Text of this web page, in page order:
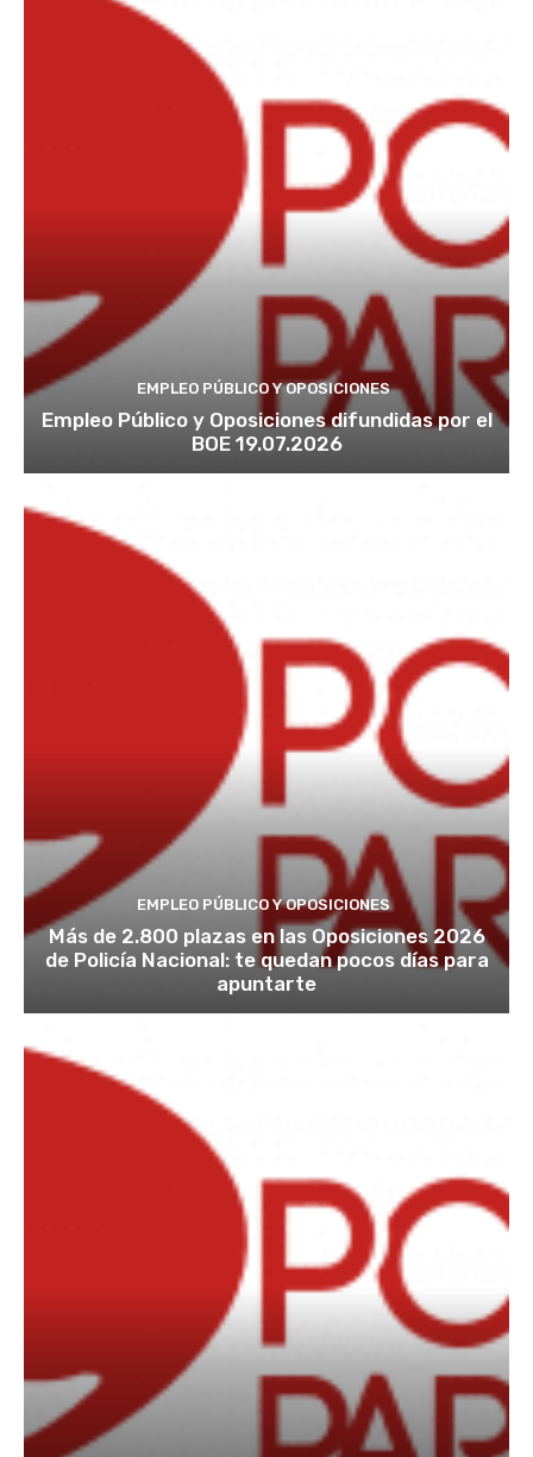
EMPLEO PÚBLICO Y OPOSICIONES
Empleo Público y Oposiciones difundidas por el
BOE 19.07.2026
EMPLEO PÚBLICO Y OPOSICIONES
Más de 2.800 plazas en las Oposiciones 2026
de Policía Nacional: te quedan pocos días para
apuntarte